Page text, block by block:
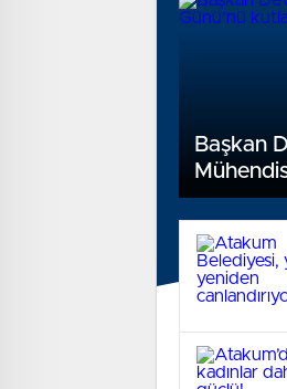
Başkan